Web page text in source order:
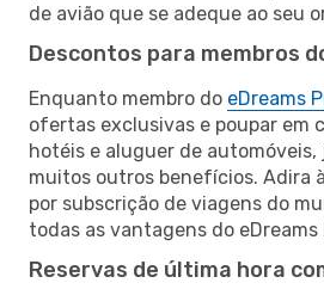
de avião que se adeque ao seu
Descontos para membros
Enquanto membro do eDreams
ofertas exclusivas e poupar em
hotéis e aluguer de
muitos outros benefícios. Adira
por subscrição de viagens do
todas as vantagens do eDreams
Reservas de última hora